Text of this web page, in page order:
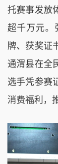
托赛事发放
超千万元。
牌、获奖证
通渭县在全
选手凭参赛
消费福利，